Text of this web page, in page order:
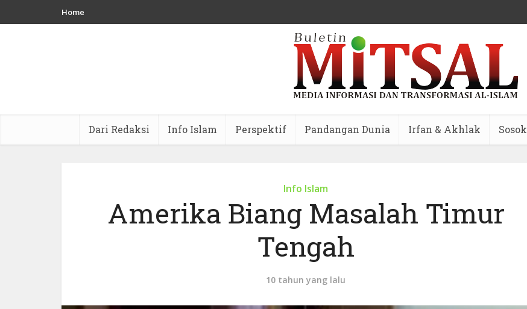
Home
Dari Redaksi Info Islam Perspektif Pandangan Dunia Irfan & Akhlak Sosok
Info Islam
Amerika Biang Masalah Timur
Tengah
10 tahun yang lalu